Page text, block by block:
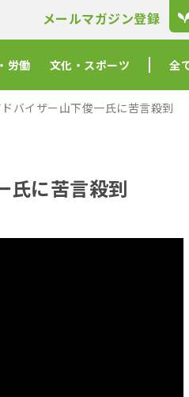
メールマガジン登録
労働 文化・スポーツ 全
バイザー山下俊一氏に苦言殺到
氏に苦言殺到